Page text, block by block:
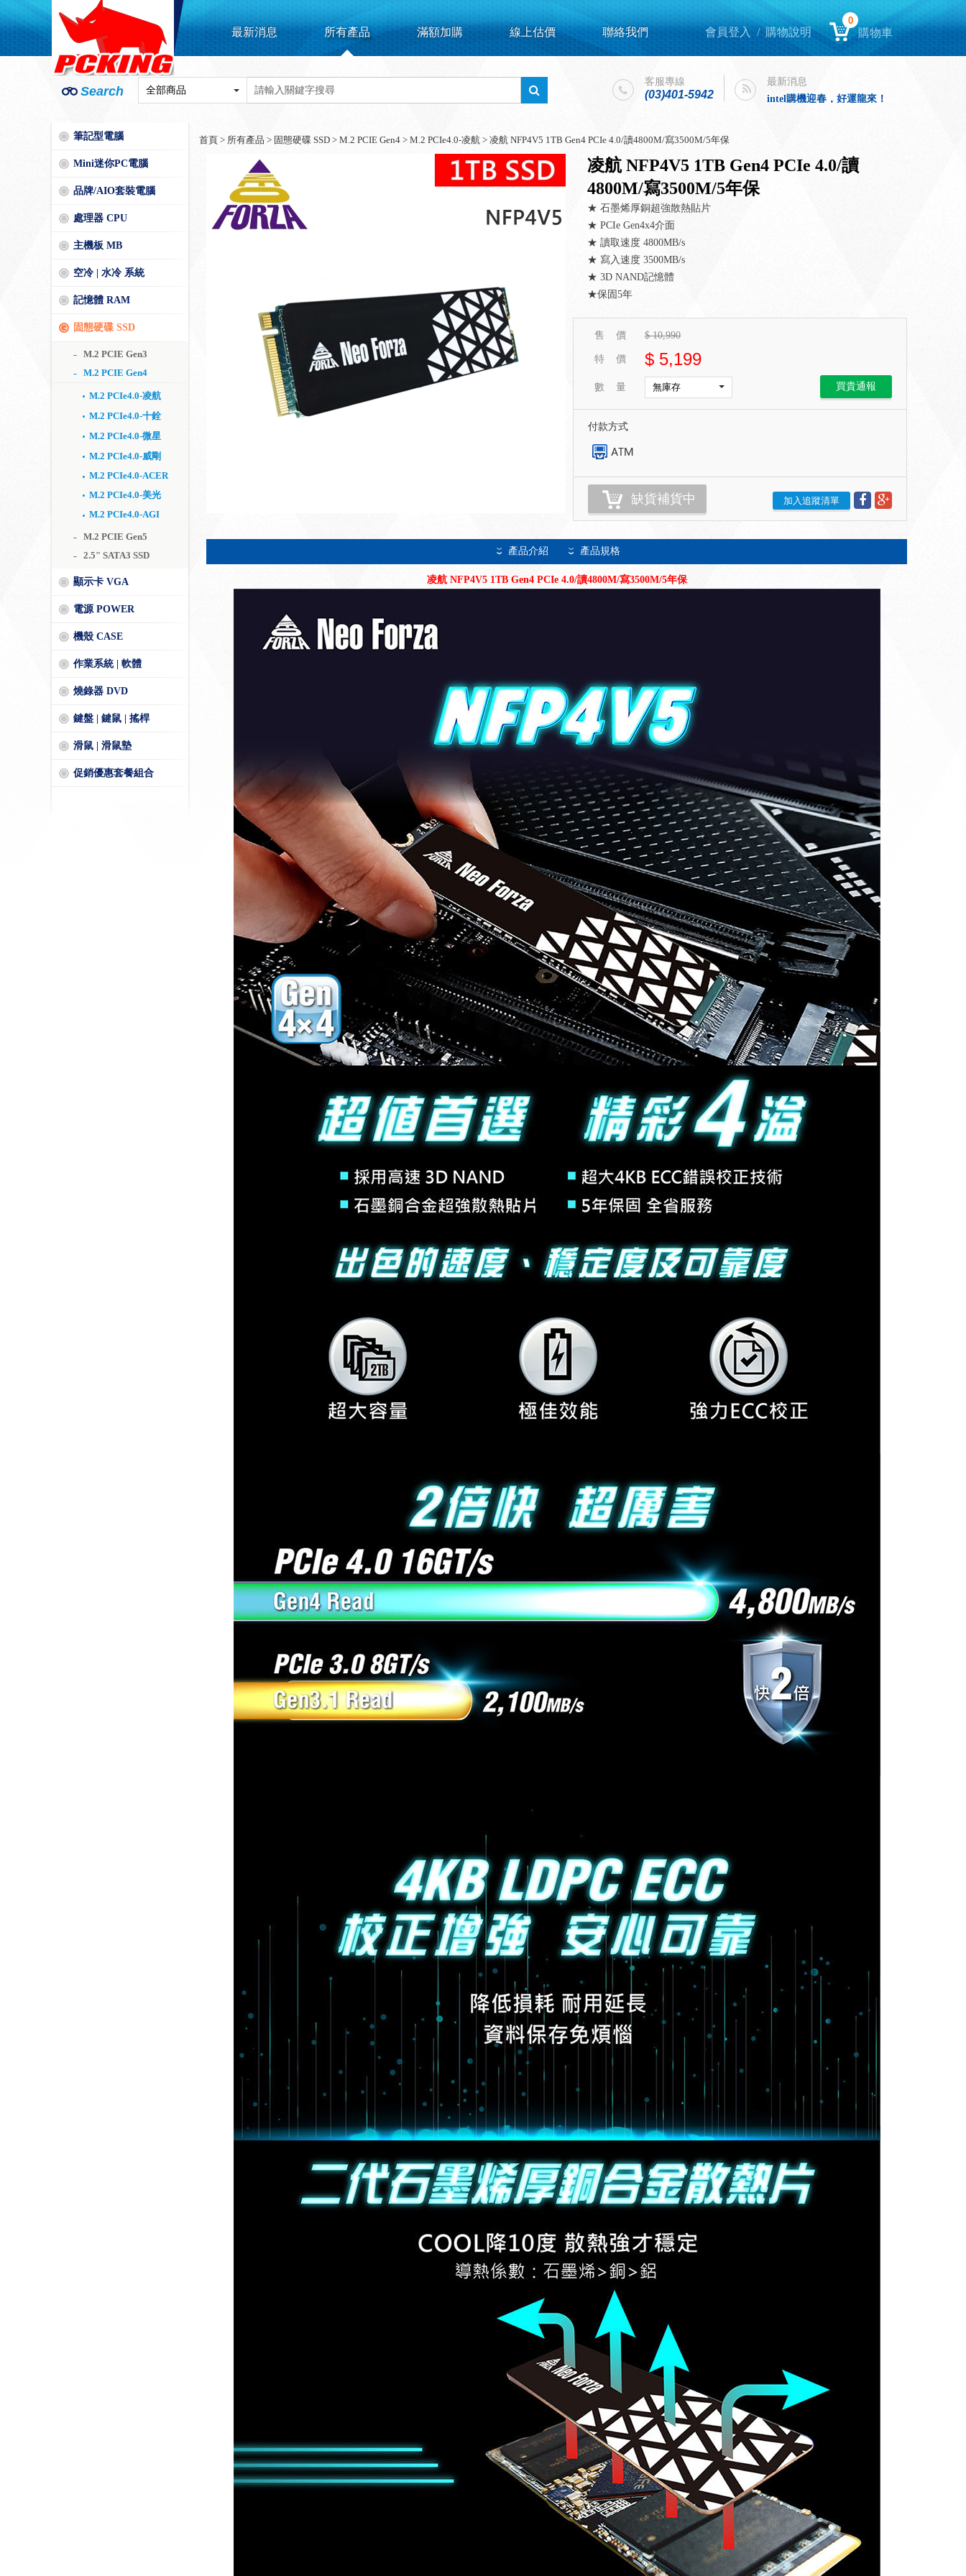
最新消息 所有產品 滿額加購 線上估價 聯絡我們 會員登入 /購物說明
0
購物車
Search
客服專線
(03)401-5942
最新消息
intel購機迎春，好運龍來！
筆記型電腦
Mini迷你PC電腦
品牌/AIO套裝電腦
處理器 CPU
主機板 MB
空冷 | 水冷 系統
記憶體 RAM
固態硬碟 SSD
M.2 PCIE Gen3
M.2 PCIE Gen4
M.2 PCIe4.0-凌航
M.2 PCIe4.0-十銓
M.2 PCIe4.0-微星
M.2 PCIe4.0-威剛
M.2 PCIe4.0-ACER
M.2 PCIe4.0-美光
M.2 PCIe4.0-AGI
M.2 PCIE Gen5
2.5" SATA3 SSD
顯示卡 VGA
電源 POWER
機殼 CASE
作業系統 | 軟體
燒錄器 DVD
鍵盤 | 鍵鼠 | 搖桿
滑鼠 | 滑鼠墊
促銷優惠套餐組合
首頁 > 所有產品 > 固態硬碟 SSD > M.2 PCIE Gen4 > M.2 PCIe4.0-凌航 > 凌航 NFP4V5 1TB Gen4 PCIe 4.0/讀4800M/寫3500M/5年保
凌航 NFP4V5 1TB Gen4 PCIe 4.0/讀
4800M/寫3500M/5年保
★ 石墨烯厚銅超強散熱貼片
★ PCIe Gen4x4介面
★ 讀取速度 4800MB/s
★ 寫入速度 3500MB/s
★ 3D NAND記憶體
★ ​​保固5年
售 價 $10,990
特 價 $ 5,199
數 量 買貴通報
付款方式
缺貨補貨中 加入追蹤清單
產品介紹 產品規格
凌航 NFP4V5 1TB Gen4 PCIe 4.0/讀4800M/寫3500M/5年保